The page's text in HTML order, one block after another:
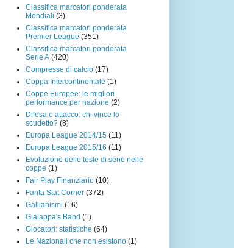
Classifica marcatori ponderata
Mondiali (3)
Classifica marcatori ponderata
Premier League (351)
Classifica marcatori ponderata
Serie A (420)
Compresse di calcio (17)
Coppa Intercontinentale (1)
Coppe Europee: le migliori
performance per nazione (2)
Difesa o attacco: chi vince lo
scudetto? (8)
Europa League 2014/15 (11)
Europa League 2015/16 (11)
Evoluzione delle teste di serie nelle
coppe (1)
Fair Play Finanziario (10)
Fanta Stat Corner (372)
Gallianismi (16)
Gialappa's Band (1)
Giocatori: statistiche (64)
Le Nazionali che non esistono (1)